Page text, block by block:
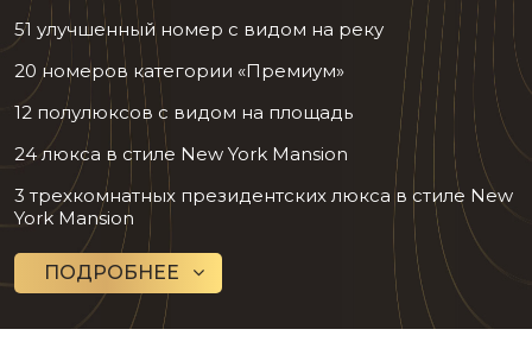
51 улучшенный номер с видом на реку
20 номеров категории «Премиум»
12 полулюксов с видом на площадь
24 люкса в стиле New York Mansion
3 трехкомнатных президентских люкса в стиле New
York Mansion
ПОДРОБНЕЕ